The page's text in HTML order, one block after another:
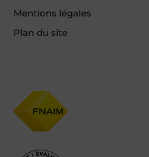
Mentions légales
Plan du site